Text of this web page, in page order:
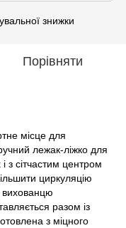
знижки
Порівняти
місце для
лежак-ліжко для
з сітчастим центром
циркуляцію
вихованцю
разом із
з міцного